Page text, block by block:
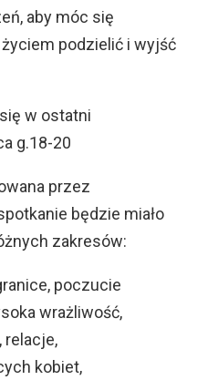
aby móc się
podzielić i wyjść
w ostatni
g.18-20
przez
będzie miało
zakresów:
poczucie
wrażliwość,
relacje,
kobiet,